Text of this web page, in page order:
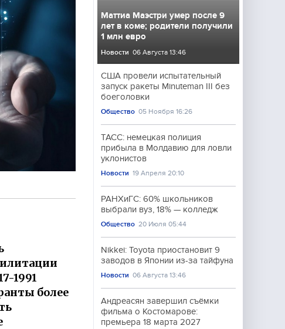
1991
более
Маттиа Маэстри умер после 9
лет в коме; родители получили
1 млн евро
Новости 06 Августа 13:46
США провели испытательный
запуск ракеты Minuteman III без
боеголовки
Общество 05 Ноября 16:26
ТАСС: немецкая полиция
прибыла в Молдавию для ловли
уклонистов
Новости 19 Апреля 20:10
РАНХиГС: 60% школьников
выбрали вуз, 18% — колледж
Общество 20 Июля 05:44
Nikkei: Toyota приостановит 9
заводов в Японии из-за тайфуна
Новости 06 Августа 13:46
Андреасян завершил съёмки
фильма о Костомарове:
премьера 18 марта 2027